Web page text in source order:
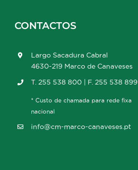
CONTACTOS
Largo Sacadura Cabral
4630-219 Marco de Canaveses
T. 255 538 800 | F. 255 538 899
* Custo de chamada para rede fixa
nacional
info@cm-marco-canaveses.pt